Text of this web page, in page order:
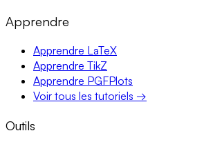
Apprendre
Apprendre LaTeX
Apprendre TikZ
Apprendre PGFPlots
Voir tous les tutoriels →
Outils